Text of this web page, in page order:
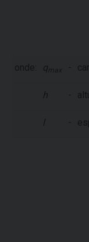
onde: qmax -
h -
l -